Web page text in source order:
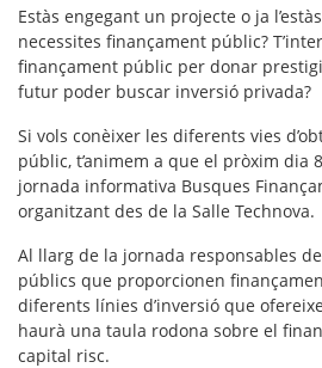
Estàs engegant un projecte o ja
necessites finançament públic?
finançament públic per donar
futur poder buscar inversió privada?
Si vols conèixer les diferents vies
públic, t’animem a que el pròxim dia
jornada informativa Busques
organitzant des de la Salle Technova.
Al llarg de la jornada responsables
públics que proporcionen
diferents línies d’inversió que
haurà una taula rodona sobre el
capital risc.